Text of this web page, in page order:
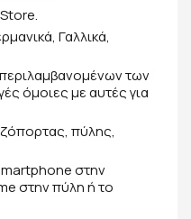
Γαλλικά,
των
όμοιες με αυτές για
πύλης,
στην
στην πύλη ή το